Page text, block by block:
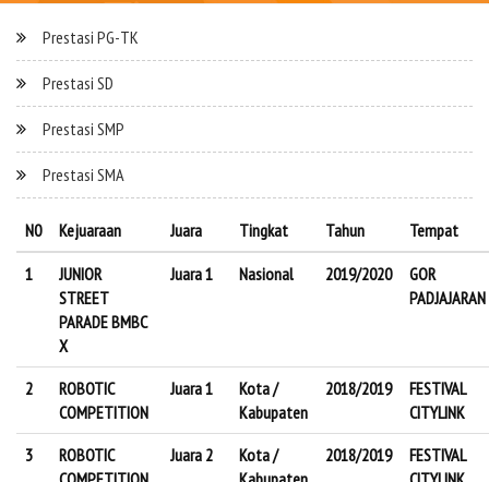
Prestasi PG-TK
Prestasi SD
Prestasi SMP
Prestasi SMA
N0 Kejuaraan Juara Tingkat Tahun
Tempat
1
JUNIOR
STREET
PARADE BMBC
X
Juara 1 Nasional 2019/2020
GOR
PADJAJARAN
2
ROBOTIC
COMPETITION
Juara 1
Kota /
Kabupaten
2018/2019
FESTIVAL
CITYLINK
3
ROBOTIC
Juara 2
Kota /
2018/2019
FESTIVAL